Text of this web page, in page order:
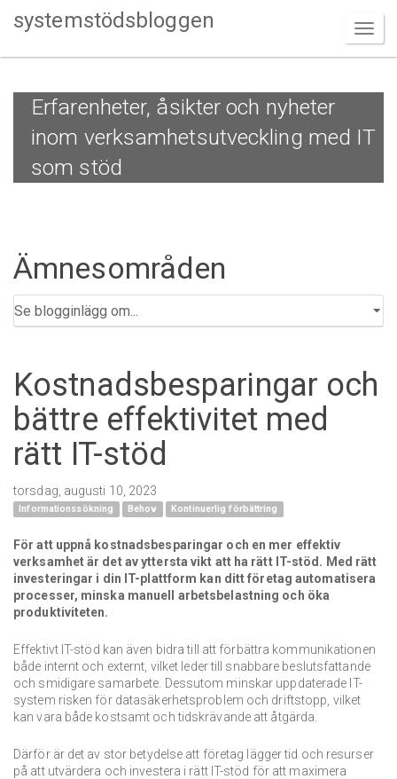
systemstödsbloggen
Erfarenheter, åsikter och nyheter
inom verksamhetsutveckling med IT
som stöd
Ämnesområden
Kostnadsbesparingar och
bättre effektivitet med
rätt IT-stöd
torsdag, augusti 10, 2023
Informationssökning Behov Kontinuerlig förbättring
För att uppnå kostnadsbesparingar och en mer effektiv
verksamhet är det av yttersta vikt att ha rätt IT-stöd. Med rätt
investeringar i din IT-plattform kan ditt företag automatisera
processer, minska manuell arbetsbelastning och öka
produktiviteten.
Effektivt IT-stöd kan även bidra till att förbättra kommunikationen
både internt och externt, vilket leder till snabbare beslutsfattande
och smidigare samarbete. Dessutom minskar uppdaterade IT-
system risken för datasäkerhetsproblem och driftstopp, vilket
kan vara både kostsamt och tidskrävande att åtgärda.
Därför är det av stor betydelse att företag lägger tid och resurser
på att utvärdera och investera i rätt IT-stöd för att maximera